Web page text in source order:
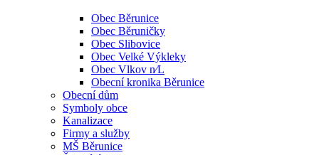
Obec Běrunice
Obec Běruničky
Obec Slibovice
Obec Velké Výkleky
Obec Vlkov n⁄L
Obecní kronika Běrunice
Obecní dům
Symboly obce
Kanalizace
Firmy a služby
MŠ Běrunice